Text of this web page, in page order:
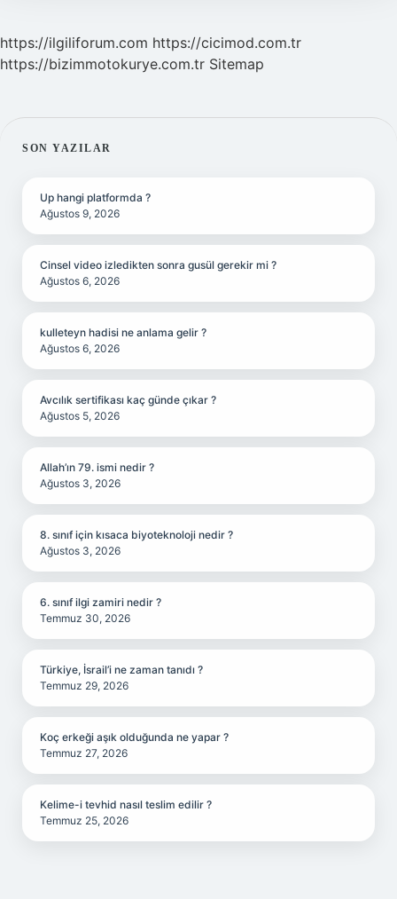
https://ilgiliforum.com https://cicimod.com.tr
https://bizimmotokurye.com.tr Sitemap
SIDEBAR
SON YAZILAR
Up hangi platformda ?
Ağustos 9, 2026
Cinsel video izledikten sonra gusül gerekir mi ?
Ağustos 6, 2026
kulleteyn hadisi ne anlama gelir ?
Ağustos 6, 2026
Avcılık sertifikası kaç günde çıkar ?
Ağustos 5, 2026
Allah’ın 79. ismi nedir ?
Ağustos 3, 2026
8. sınıf için kısaca biyoteknoloji nedir ?
Ağustos 3, 2026
6. sınıf ilgi zamiri nedir ?
Temmuz 30, 2026
Türkiye, İsrail’i ne zaman tanıdı ?
Temmuz 29, 2026
Koç erkeği aşık olduğunda ne yapar ?
Temmuz 27, 2026
Kelime-i tevhid nasıl teslim edilir ?
Temmuz 25, 2026